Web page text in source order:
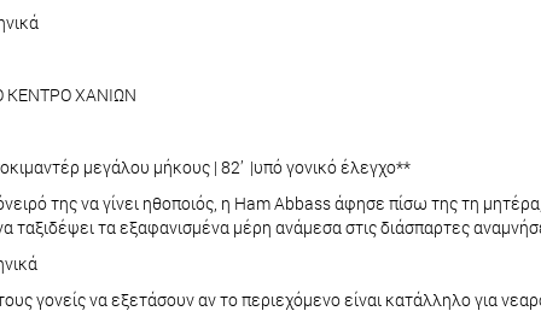
ΚΕΝΤΡΟ ΧΑΝΙΩΝ
μεγάλου μήκους | 82’ |υπό γονικό έλεγχο**
της να γίνει ηθοποιός, η Ham Abbass άφησε πίσω της τη
ταξιδέψει τα εξαφανισμένα μέρη ανάμεσα στις διάσπαρτες
γονείς να εξετάσουν αν το περιεχόμενο είναι κατάλληλο για